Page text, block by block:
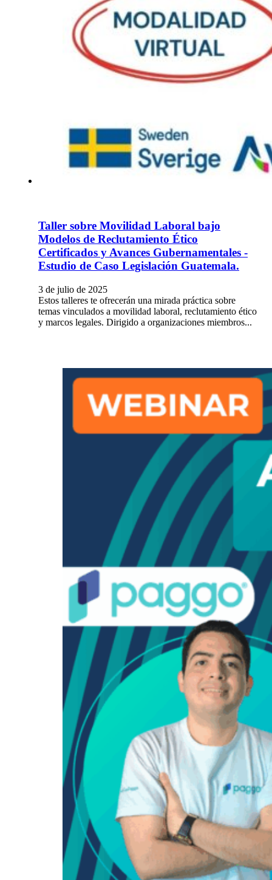
Taller sobre Movilidad Laboral bajo
Modelos de Reclutamiento Ético
Certificados y Avances Gubernamentales -
Estudio de Caso Legislación Guatemala.
3 de julio de 2025
Estos talleres te ofrecerán una mirada práctica sobre
temas vinculados a movilidad laboral, reclutamiento ético
y marcos legales. Dirigido a organizaciones miembros...